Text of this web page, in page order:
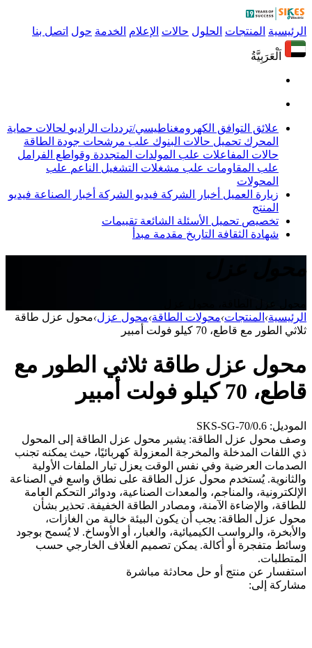
الرئيسية المنتجات الحلول حالات الإعلام الخدمة حول اتصل بنا
اَلْعَرَبِيَّةُ
علائق التوافق الكهرومغناطيسي/ترددات الراديو لحالات حماية
المحرك تحميل حالات البنوك علب مرشحات جودة الطاقة
حالات المفاعلات علب المولدات المتجددة وقواطع الفرامل
علب المقاومات علب مشغلات التشغيل الناعم علب
المحولات
زيارة العميل أخبار الشركة فيديو الشركة أخبار الصناعة فيديو
المنتج
تخصيص تحميل الأسئلة الشائعة تقييمات
شهادة الثقافة التاريخ مقدمة مبدأ
الرئيسية› المنتجات›محولات الطاقة›محول عزل›محول عزل طاقة
ثلاثي الطور مع قاطع، 70 كيلو فولت أمبير
محول عزل طاقة ثلاثي الطور مع
قاطع، 70 كيلو فولت أمبير
الموديل: SKS-SG-70/0.6
وصف محول عزل الطاقة: يشير محول عزل الطاقة إلى المحول
ذي اللفات المدخلة والمخرجة المعزولة كهربائيًا، حيث يمكنه تجنب
الصدمات العرضية وفي نفس الوقت يعزل تيار الملفات الأولية
والثانوية. يُستخدم محول عزل الطاقة على نطاق واسع في الصناعة
الإلكترونية، والمناجم، والمعدات الصناعية، ودوائر التحكم العامة
للطاقة، والإضاءة الآمنة، ومصادر الطاقة الخفيفة. تحذير بشأن
محول عزل الطاقة: يجب أن يكون البيئة خالية من الغازات،
والأبخرة، والرواسب الكيميائية، والغبار، أو الأوساخ. لا يُسمح بوجود
وسائط متفجرة أو أكالة. يمكن تصميم الغلاف الخارجي حسب
المتطلبات.
استفسار عن منتج أو حل محادثة مباشرة
مشاركة إلى: